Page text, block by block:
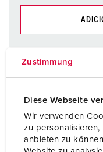
Zustimmung
Diese Webseite
Wir verwenden
zu
anbieten zu
Minha lista(0)